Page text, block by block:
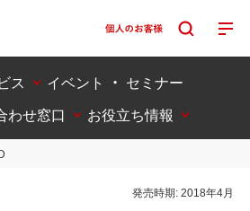
ス
イベント ・ セミナー
わせ窓口
お役立ち情報
発売時期:2018年4月